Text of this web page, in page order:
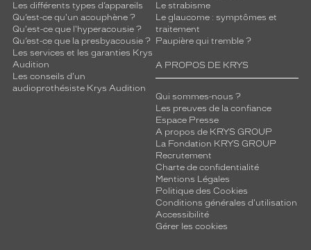
Les différents types d’appareils
Qu’est-ce qu'un acouphène ?
Qu'est-ce que l'hyperacousie ?
Qu’est-ce que la presbyacousie ?
Les services et les garanties Krys
Audition
Les conseils d'un
audioprothésiste Krys Audition
Le strabisme
Le glaucome : symptômes et
traitement
Paupière qui tremble ?
A PROPOS DE KRYS
Qui sommes-nous ?
Les preuves de la confiance
Espace Presse
A propos de KRYS GROUP
La Fondation KRYS GROUP
Recrutement
Charte de confidentialité
Mentions Légales
Politique des Cookies
Conditions générales d'utilisation
Accessibilité
Gérer les cookies